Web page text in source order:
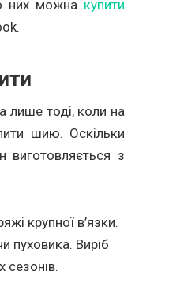
них можна купити
тоді, коли на
шию. Оскільки
виготовляється з
крупної в’язки.
пуховика. Виріб
сезонів.